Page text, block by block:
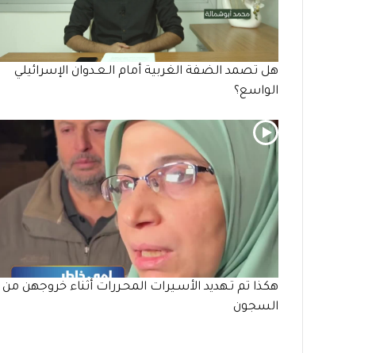
هل تصمد الضفة الغربية أمام الـعـدوان الإسرائيلي
الواسع؟
هكذا تم تـهديد الأسـيرات المحـررات أثناء خروجهن من
السجون